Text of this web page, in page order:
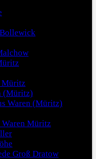
Müritz
(Müritz)
Waren (Müritz)
Müritz
Groß Dratow